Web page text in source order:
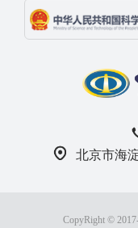
北京市海
CopyRight ©